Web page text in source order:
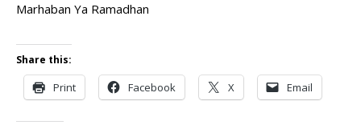
Marhaban Ya Ramadhan
Share this:
Print Facebook X Email